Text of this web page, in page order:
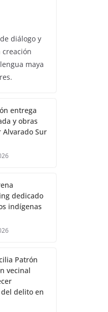
diálogo y
maya
entrega
y obras
Alvarado Sur
dedicado
indígenas
Patrón
vecinal
delito en